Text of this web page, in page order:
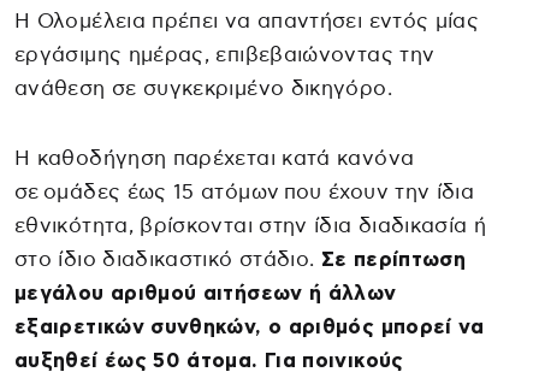
Η Ολομέλεια πρέπει να απαντήσει εντός μίας
εργάσιμης ημέρας, επιβεβαιώνοντας την
ανάθεση σε συγκεκριμένο δικηγόρο.
Η καθοδήγηση παρέχεται κατά κανόνα
σε ομάδες έως 15 ατόμων που έχουν την ίδια
εθνικότητα, βρίσκονται στην ίδια διαδικασία ή
στο ίδιο διαδικαστικό στάδιο. Σε περίπτωση
μεγάλου αριθμού αιτήσεων ή άλλων
εξαιρετικών συνθηκών, ο αριθμός μπορεί να
αυξηθεί έως 50 άτομα. Για ποινικούς